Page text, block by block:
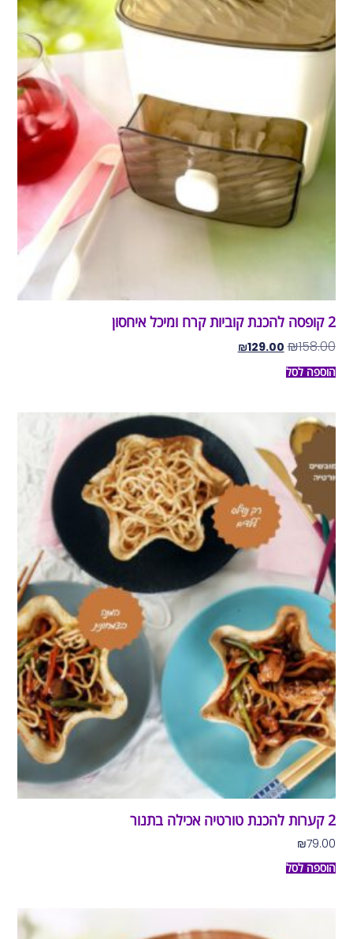
2 קופסה להכנת קוביות קרח ומיכל איחסון
₪158.00
₪129.00
הוספה לסל
2 קערות להכנת טורטיה אכילה בתנור
₪79.00
הוספה לסל